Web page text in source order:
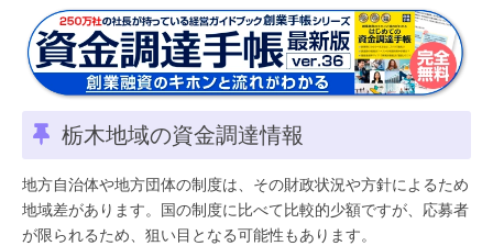
栃木地域の資金調達情報
地方自治体や地方団体の制度は、その財政状況や方針によるため
地域差があります。国の制度に比べて比較的少額ですが、応募者
が限られるため、狙い目となる可能性もあります。